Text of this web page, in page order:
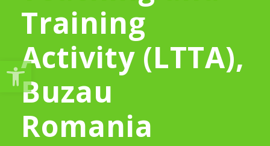
Training
Activity (LTTA),
Buzau
Romania
Ανοίξτε τη γραμμή